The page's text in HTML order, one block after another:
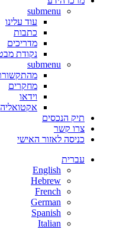
submenu
עוד עלינו
כתבות
מדריכים
נקודת
submenu
מחקרים
וידאו
אקטואליה
תיק הנכסים
צרו קשר
כניסה לאזור האישי
עברית
English
Hebrew
French
German
Spanish
Italian